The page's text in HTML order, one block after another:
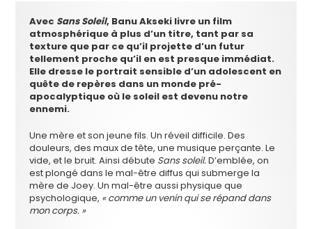
Avec Sans Soleil, Banu Akseki livre un film
atmosphérique à plus d’un titre, tant par sa
texture que par ce qu’il projette d’un futur
tellement proche qu’il en est presque immédiat.
Elle dresse le portrait sensible d’un adolescent en
quête de repères dans un monde pré-
apocalyptique où le soleil est devenu notre
ennemi.
Une mère et son jeune fils. Un réveil difficile. Des
douleurs, des maux de tête, une musique perçante. Le
vide, et le bruit. Ainsi débute Sans soleil.D’emblée, on
est plongé dans le mal-être diffus qui submerge la
mère de Joey. Un mal-être aussi physique que
psychologique, « comme un venin qui se répand dans
mon corps. »